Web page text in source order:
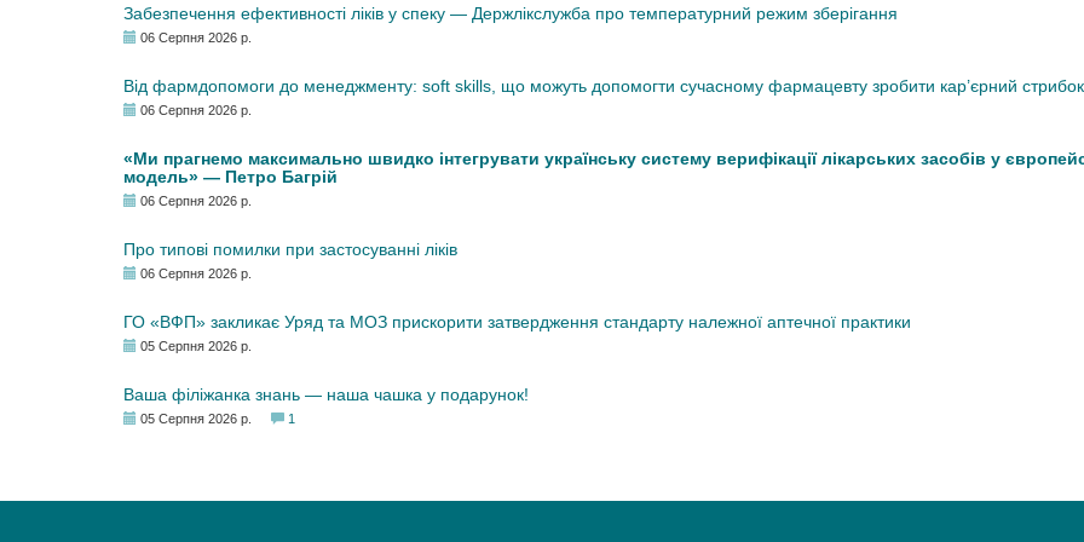
Забезпечення ефективності ліків у спеку — Держлікслужба про температурний режим зберігання
06 Серпня 2026 р.
Від фармдопомоги до менеджменту: soft skills, що можуть допомогти сучасному фармацевту зробити кар’єрний стрибок
06 Серпня 2026 р.
«Ми прагнемо максимально швидко інтегрувати українську систему верифікації лікарських засобів у
модель» — Петро Багрій
06 Серпня 2026 р.
Про типові помилки при застосуванні ліків
06 Серпня 2026 р.
ГО «ВФП» закликає Уряд та МОЗ прискорити затвердження стандарту належної аптечної практики
05 Серпня 2026 р.
Ваша філіжанка знань — наша чашка у подарунок!
05 Серпня 2026 р. 1